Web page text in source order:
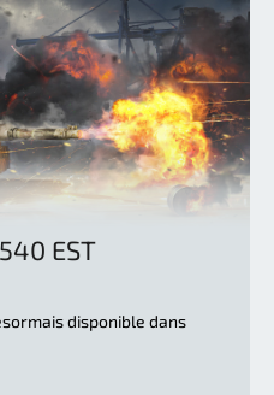
EST
disponible dans